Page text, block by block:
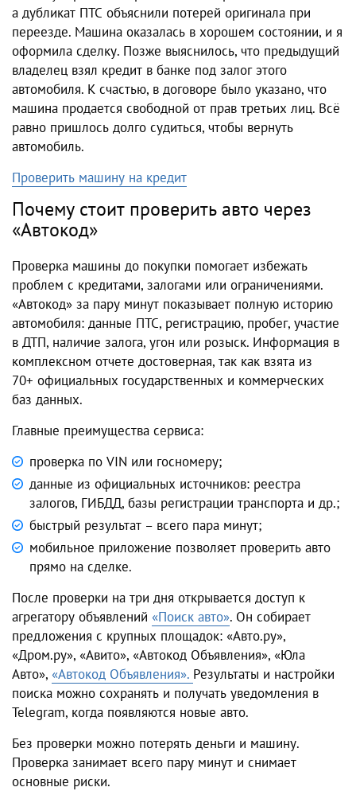
а дубликат ПТС объяснили потерей оригинала при
переезде. Машина оказалась в хорошем состоянии, и я
оформила сделку. Позже выяснилось, что предыдущий
владелец взял кредит в банке под залог этого
автомобиля. К счастью, в договоре было указано, что
машина продается свободной от прав третьих лиц. Всё
равно пришлось долго судиться, чтобы вернуть
автомобиль.
Проверить машину на кредит
Почему стоит проверить авто через
«Автокод»
Проверка машины до покупки помогает избежать
проблем с кредитами, залогами или ограничениями.
«Автокод» за пару минут показывает полную историю
автомобиля: данные ПТС, регистрацию, пробег, участие
в ДТП, наличие залога, угон или розыск. Информация в
комплексном отчете достоверная, так как взята из
70+ официальных государственных и коммерческих
баз данных.
Главные преимущества сервиса:
проверка по VIN или госномеру;
данные из официальных источников: реестра
залогов, ГИБДД, базы регистрации транспорта и др.;
быстрый результат – всего пара минут;
мобильное приложение позволяет проверить авто
прямо на сделке.
После проверки на три дня открывается доступ к
агрегатору объявлений «Поиск авто». Он собирает
предложения с крупных площадок: «Авто.ру»,
«Дром.ру», «Авито», «Автокод Объявления», «Юла
Авто», «Автокод Объявления». Результаты и настройки
поиска можно сохранять и получать уведомления в
Telegram, когда появляются новые авто.
Без проверки можно потерять деньги и машину.
Проверка занимает всего пару минут и снимает
основные риски.